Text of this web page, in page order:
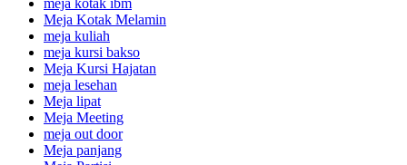
meja kotak ibm
Meja Kotak Melamin
meja kuliah
meja kursi bakso
Meja Kursi Hajatan
meja lesehan
Meja lipat
Meja Meeting
meja out door
Meja panjang